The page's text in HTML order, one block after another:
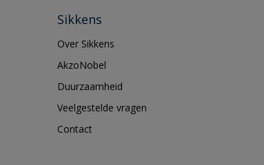
Sikkens
Over Sikkens
AkzoNobel
Duurzaamheid
Veelgestelde vragen
Contact